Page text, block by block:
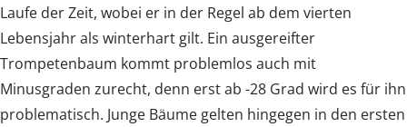
Laufe der Zeit, wobei er in der Regel ab dem vierten
Lebensjahr als winterhart gilt. Ein ausgereifter
Trompetenbaum kommt problemlos auch mit
Minusgraden zurecht, denn erst ab -28 Grad wird es für ihn
problematisch. Junge Bäume gelten hingegen in den ersten